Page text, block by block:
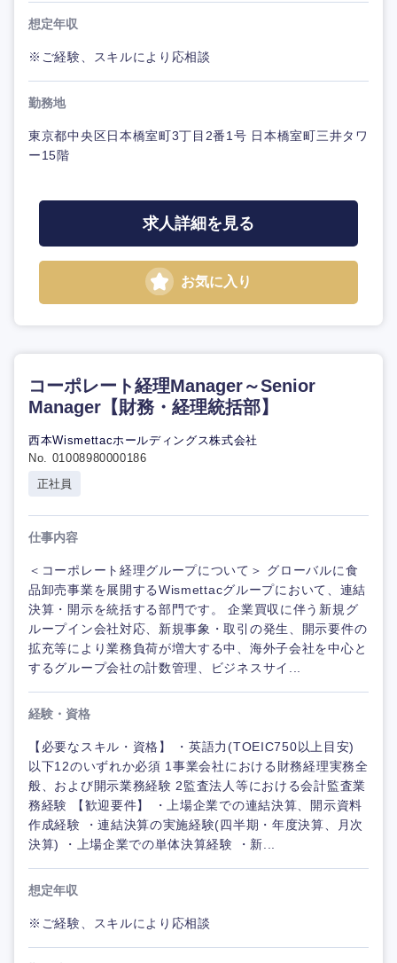
想定年収
※ご経験、スキルにより応相談
勤務地
東京都中央区日本橋室町3丁目2番1号 日本橋室町三井タワ
ー15階
求人詳細を見る
お気に入り
コーポレート経理Manager～Senior
Manager【財務・経理統括部】
西本Wismettacホールディングス株式会社
No. 01008980000186
正社員
仕事内容
＜コーポレート経理グループについて＞ グローバルに食
品卸売事業を展開するWismettacグループにおいて、連結
決算・開示を統括する部門です。 企業買収に伴う新規グ
ループイン会社対応、新規事象・取引の発生、開示要件の
拡充等により業務負荷が増大する中、海外子会社を中心と
するグループ会社の計数管理、ビジネスサイ...
経験・資格
【必要なスキル・資格】 ・英語力(TOEIC750以上目安)
以下12のいずれか必須 1事業会社における財務経理実務全
般、および開示業務経験 2監査法人等における会計監査業
務経験 【歓迎要件】 ・上場企業での連結決算、開示資料
作成経験 ・連結決算の実施経験(四半期・年度決算、月次
決算) ・上場企業での単体決算経験 ・新...
想定年収
※ご経験、スキルにより応相談